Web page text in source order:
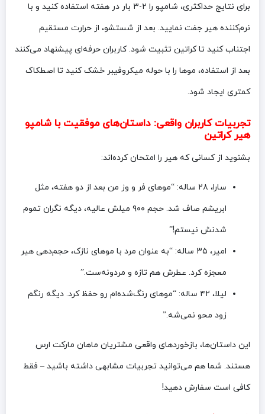
برای نتایج حداکثری، شامپو را ۲-۳ بار در هفته استفاده کنید و با
نرم‌کننده هیر جفت نمایید. بعد از شستشو، از حرارت مستقیم
اجتناب کنید تا کراتین تثبیت شود. کاربران حرفه‌ای پیشنهاد می‌کنند
بعد از استفاده، موها را با حوله میکروفیبر خشک کنید تا اصطکاک
کمتری ایجاد شود.
تجربیات کاربران واقعی: داستان‌های موفقیت با شامپو
هیر کراتین
بشنوید از کسانی که هیر را امتحان کرده‌اند:
سارا، ۲۸ ساله: “موهای فر و وز من بعد از دو هفته، مثل
ابریشم صاف شد. حجم ۹۰۰ میلش عالیه، دیگه نگران تموم
شدنش نیستم!”
امیر، ۳۵ ساله: “به عنوان مرد با موهای نازک، حجم‌دهی هیر
معجزه کرد. عطرش هم تازه و مردونه‌ست.”
لیلا، ۴۲ ساله: “موهای رنگ‌شده‌ام رو حفظ کرد. دیگه رنگم
زود محو نمی‌شه.”
این داستان‌ها، بازخوردهای واقعی مشتریان ماهان مارکت ارس
هستند. شما هم می‌توانید تجربیات مشابهی داشته باشید – فقط
کافی است سفارش دهید!